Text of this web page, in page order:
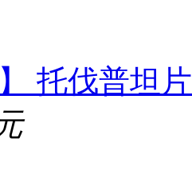
托伐普坦片